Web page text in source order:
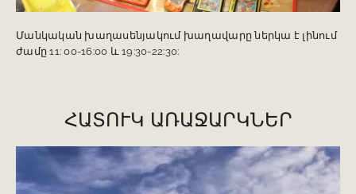
Մանկական խաղասենյակում խաղավարը ներկա է լինում
ժամը 11: 00-16:00 և 19:30-22:30:
ՀԱՏՈՒԿ ԱՌԱՋԱՐԿՆԵՐ